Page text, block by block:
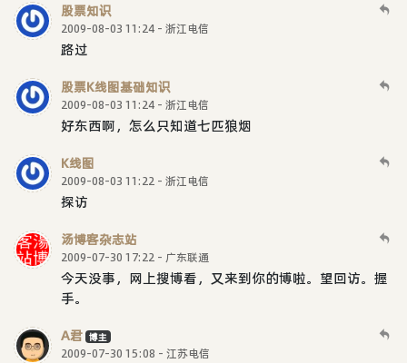
股票知识
2009-08-03 11:24 - 浙江电信
路过
股票K线图基础知识
2009-08-03 11:24 - 浙江电信
好东西啊，怎么只知道七匹狼烟
K线图
2009-08-03 11:22 - 浙江电信
探访
汤博客杂志站
2009-07-30 17:22 - 广东联通
今天没事，网上搜博看，又来到你的博啦。望回访。握
手。
A君 博主
2009-07-30 15:08 - 江苏电信